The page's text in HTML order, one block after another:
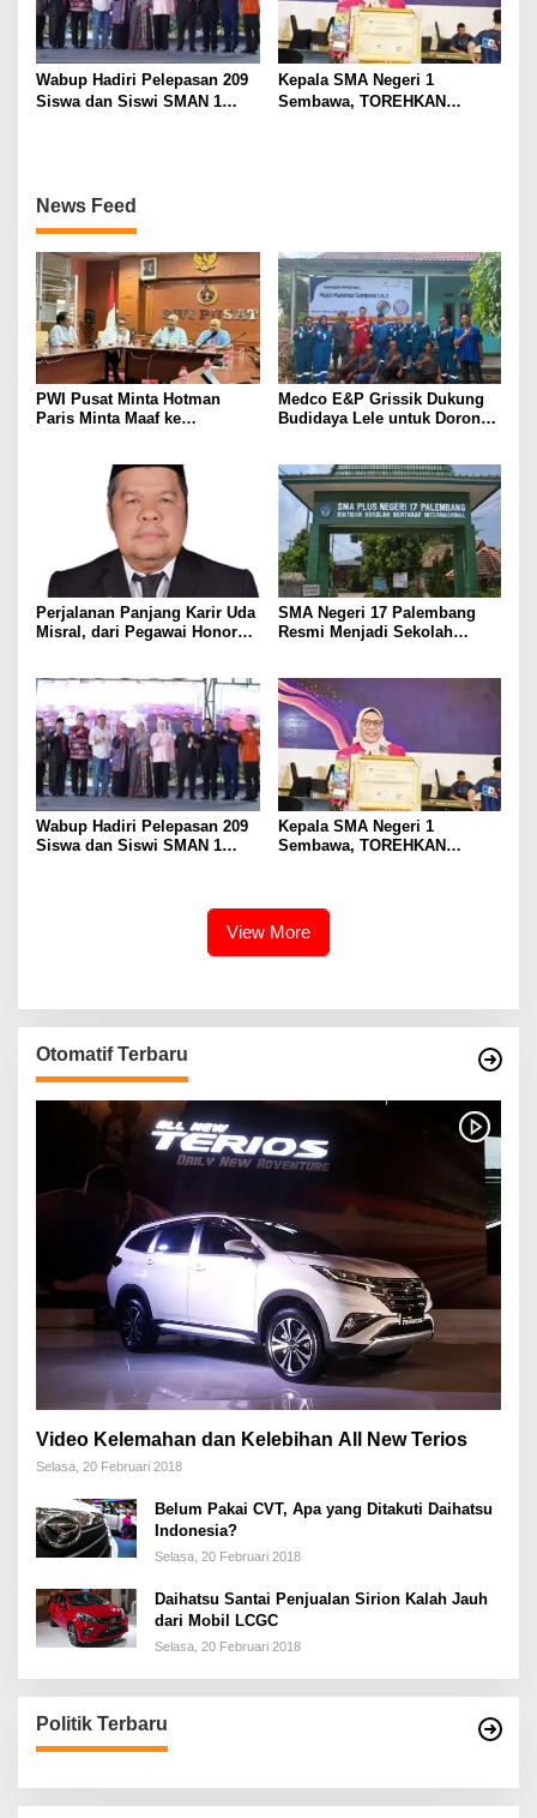
Wabup Hadiri Pelepasan 209
Siswa dan Siswi SMAN 1
Kepala SMA Negeri 1
Sembawa, TOREHKAN
News Feed
PWI Pusat Minta Hotman
Paris Minta Maaf ke
Medco E&P Grissik Dukung
Budidaya Lele untuk Dorong
Perjalanan Panjang Karir Uda
Misral, dari Pegawai Honorer
Eselon III
SMA Negeri 17 Palembang
Resmi Menjadi Sekolah
Wabup Hadiri Pelepasan 209
Siswa dan Siswi SMAN 1
Kepala SMA Negeri 1
Sembawa, TOREHKAN
View More
Otomatif Terbaru
Video Kelemahan dan Kelebihan All New Terios
Selasa, 20 Februari 2018
Belum Pakai CVT, Apa yang Ditakuti Daihatsu
Indonesia?
Selasa, 20 Februari 2018
Daihatsu Santai Penjualan Sirion Kalah Jauh
dari Mobil LCGC
Selasa, 20 Februari 2018
Politik Terbaru